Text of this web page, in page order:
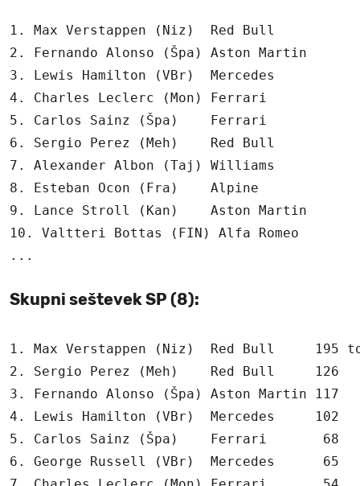
1. Max Verstappen (Niz)  Red Bull
2. Fernando Alonso (Špa) Aston Martin
3. Lewis Hamilton (VBr)  Mercedes
4. Charles Leclerc (Mon) Ferrari
5. Carlos Sainz (Špa)    Ferrari
6. Sergio Perez (Meh)    Red Bull
7. Alexander Albon (Taj) Williams
8. Esteban Ocon (Fra)    Alpine
9. Lance Stroll (Kan)    Aston Martin
10. Valtteri Bottas (FIN) Alfa Romeo
Skupni seštevek SP (8):
1. Max Verstappen (Niz)  Red Bull     195
2. Sergio Perez (Meh)    Red Bull     126
3. Fernando Alonso (Špa) Aston Martin 117
4. Lewis Hamilton (VBr)  Mercedes     102
5. Carlos Sainz (Špa)    Ferrari       68
6. George Russell (VBr)  Mercedes      65